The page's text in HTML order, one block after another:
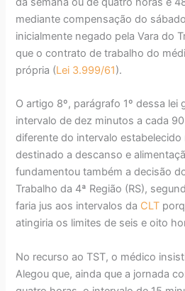
mediante compensação do
inicialmente negado pela Vara do
que o contrato de trabalho do
própria (Lei 3.999/61).
O artigo 8º, parágrafo 1º dessa lei
intervalo de dez minutos a cada
diferente do intervalo estabelecido
destinado a descanso e
fundamentou também a decisão
Trabalho da 4ª Região (RS),
faria jus aos intervalos da CLT
atingiria os limites de seis e oito
No recurso ao TST, o médico
Alegou que, ainda que a jornada